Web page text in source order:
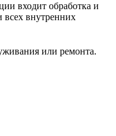
входит обработка и
всех внутренних
или ремонта.